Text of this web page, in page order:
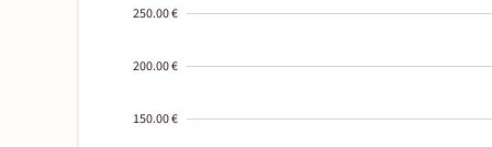
250.00 €
200.00 €
150.00 €